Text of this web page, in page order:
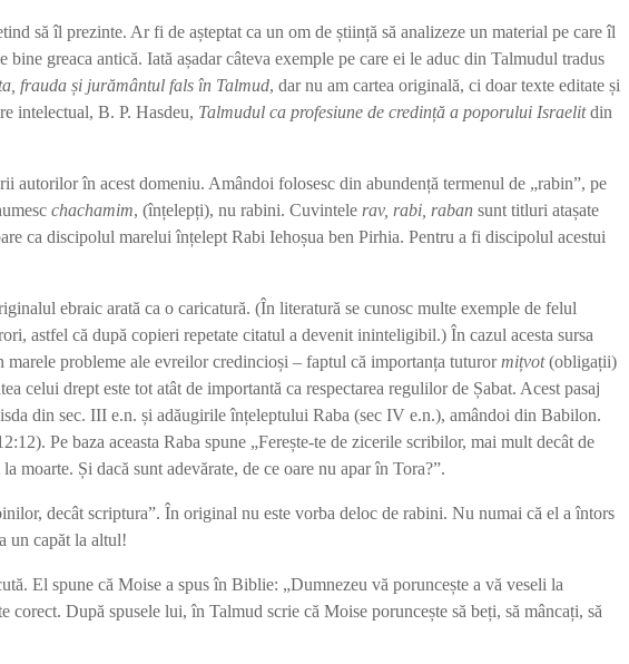
să îl prezinte. Ar fi de așteptat ca un om de știință să analizeze un material pe care îl
greaca antică. Iată așadar câteva exemple pe care ei le aduc din Talmudul tradus
frauda și jurământul fals în Talmud, dar nu am cartea originală, ci doar texte editate și
intelectual, B. P. Hasdeu, Talmudul ca profesiune de credință a poporului Israelitdin
în acest domeniu. Amândoi folosesc din abundență termenul de „rabin”, pe
chachamim, (înțelepți), nu rabini. Cuvintele rav, rabi, raban sunt titluri atașate
ca discipolul marelui înțelept Rabi Iehoșua ben Pirhia. Pentru a fi discipolul acestui
ebraic arată ca o caricatură. (În literatură se cunosc multe exemple de felul
astfel că după copieri repetate citatul a devenit ininteligibil.) În cazul acesta sursa
probleme ale evreilor credincioși – faptul că importanța tuturormițvot(obligații)
celui drept este tot atât de importantă ca respectarea regulilor de Șabat. Acest pasaj
din sec. III e.n. și adăugirile înțeleptului Raba (sec IV e.n.), amândoi din Babilon.
Pe baza aceasta Raba spune „Ferește-te de zicerile scribilor, mai mult decât de
Și dacă sunt adevărate, de ce oare nu apar în Tora?”.
decât scriptura”. În original nu este vorba deloc de rabini. Nu numai că el a întors
un capăt la altul!
El spune că Moise a spus în Biblie: „Dumnezeu vă poruncește a vă veseli la
După spusele lui, în Talmud scrie că Moise poruncește să beți, să mâncați, să